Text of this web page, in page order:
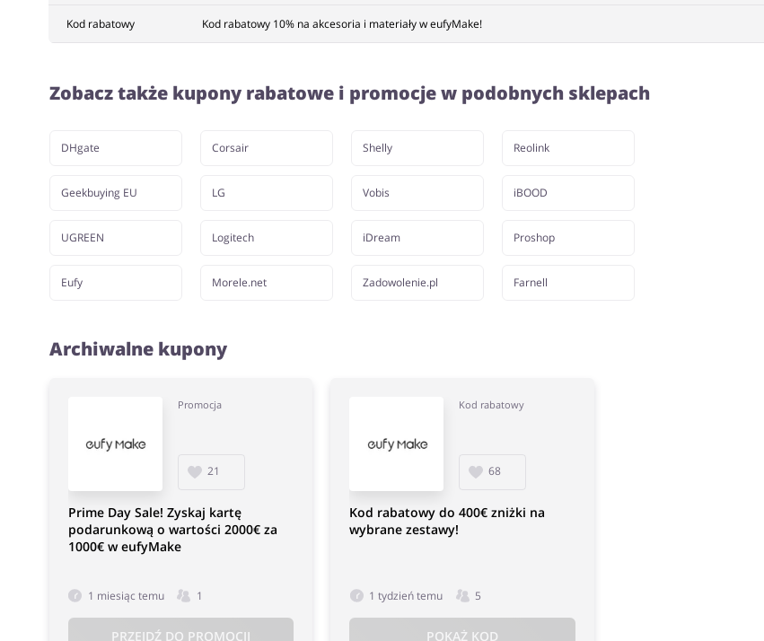
Kod rabatowy Kod rabatowy 10% na akcesoria i materiały w eufyMake!
Zobacz także kupony rabatowe i promocje w podobnych sklepach
DHgate
Geekbuying EU
UGREEN
Eufy
Corsair
LG
Logitech
Morele.net
Shelly
Vobis
iDream
Zadowolenie.pl
Reolink
iBOOD
Proshop
Farnell
Archiwalne kupony
Promocja
21
Prime Day Sale! Zyskaj kartę
podarunkową o wartości 2000€ za
1000€ w eufyMake
1 miesiąc temu 1
PRZEJDŹ DO PROMOCJI
Kod rabatowy
68
Kod rabatowy do 400€ zniżki na
wybrane zestawy!
1 tydzień temu 5
POKAŻ KOD